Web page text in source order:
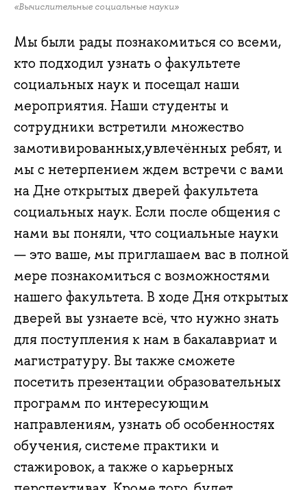
«Вычислительные социальные науки»
Мы были рады познакомиться со всеми,
кто подходил узнать о факультете
социальных наук и посещал наши
мероприятия. Наши студенты и
сотрудники встретили множество
замотивированных,увлечённых ребят, и
мы с нетерпением ждем встречи с вами
на Дне открытых дверей факультета
социальных наук. Если после общения с
нами вы поняли, что социальные науки
— это ваше, мы приглашаем вас в полной
мере познакомиться с возможностями
нашего факультета. В ходе Дня открытых
дверей вы узнаете всё, что нужно знать
для поступления к нам в бакалавриат и
магистратуру. Вы также сможете
посетить презентации образовательных
программ по интересующим
направлениям, узнать об особенностях
обучения, системе практики и
стажировок, а также о карьерных